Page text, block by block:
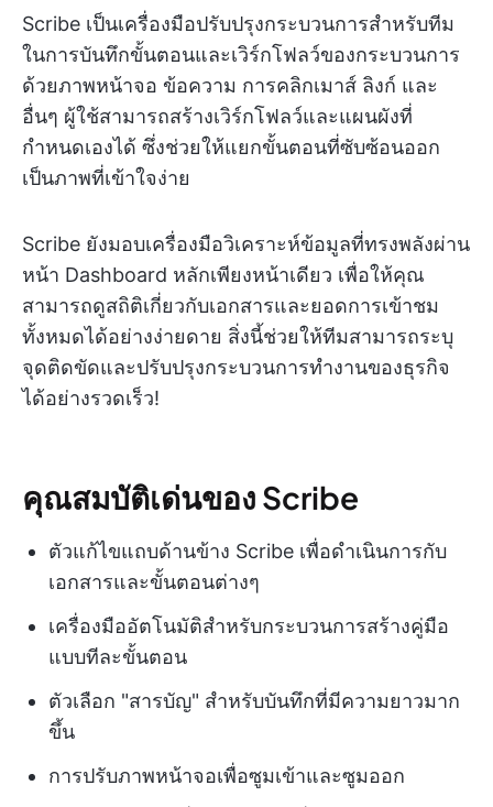
Scribe เป็นเครื่องมือปรับปรุงกระบวนการสำหรับทีม
ในการบันทึกขั้นตอนและเวิร์กโฟลว์ของกระบวนการ
ด้วยภาพหน้าจอ ข้อความ การคลิกเมาส์ ลิงก์ และ
อื่นๆ ผู้ใช้สามารถสร้างเวิร์กโฟลว์และแผนผังที่
กำหนดเองได้ ซึ่งช่วยให้แยกขั้นตอนที่ซับซ้อนออก
เป็นภาพที่เข้าใจง่าย
Scribe ยังมอบเครื่องมือวิเคราะห์ข้อมูลที่ทรงพลังผ่าน
หน้า Dashboard หลักเพียงหน้าเดียว เพื่อให้คุณ
สามารถดูสถิติเกี่ยวกับเอกสารและยอดการเข้าชม
ทั้งหมดได้อย่างง่ายดาย สิ่งนี้ช่วยให้ทีมสามารถระบุ
จุดติดขัดและปรับปรุงกระบวนการทำงานของธุรกิจ
ได้อย่างรวดเร็ว!
คุณสมบัติเด่นของ Scribe
ตัวแก้ไขแถบด้านข้าง Scribe เพื่อดำเนินการกับ
เอกสารและขั้นตอนต่างๆ
เครื่องมืออัตโนมัติสำหรับกระบวนการสร้างคู่มือ
แบบทีละขั้นตอน
ตัวเลือก "สารบัญ" สำหรับบันทึกที่มีความยาวมาก
ขึ้น
การปรับภาพหน้าจอเพื่อซูมเข้าและซูมออก